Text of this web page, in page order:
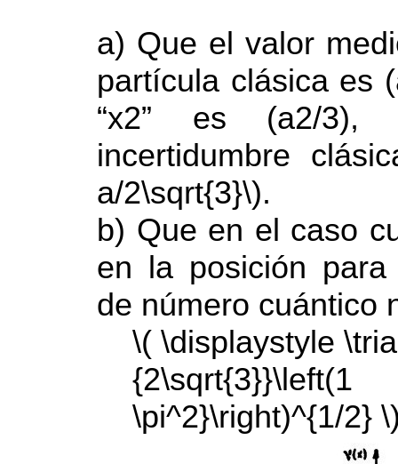
a) Que el valor
partícula clásica es
“x2” es (a2/
incertidumbre
a/2\sqrt{3}\).
b) Que en el caso
en la posición
de número cuántico
\( \displaystyle
\pi^2}\right)^{1/2}